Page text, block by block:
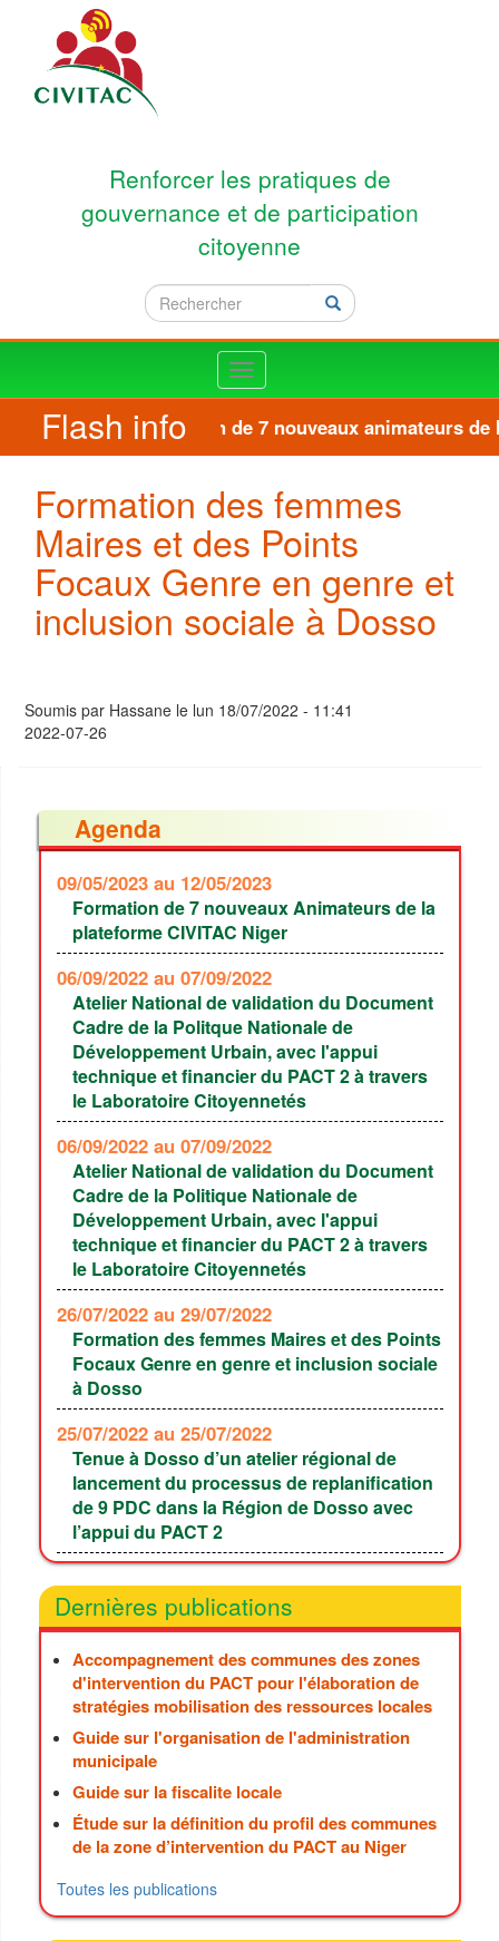
Aller au contenu principal
Renforcer les pratiques de
gouvernance et de participation
citoyenne
Rechercher Rechercher
Toggle
navigation
Flash infoFormation de 7 nouveaux animateurs de
Formation des femmes
Maires et des Points
Focaux Genre en genre et
inclusion sociale à Dosso
Soumis par Hassane le lun 18/07/2022 - 11:41
2022-07-26
Agenda
09/05/2023 au 12/05/2023
Formation de 7 nouveaux Animateurs de la
plateforme CIVITAC Niger
06/09/2022 au 07/09/2022
Atelier National de validation du Document
Cadre de la Politque Nationale de
Développement Urbain, avec l'appui
technique et financier du PACT 2 à travers
le Laboratoire Citoyennetés
06/09/2022 au 07/09/2022
Atelier National de validation du Document
Cadre de la Politique Nationale de
Développement Urbain, avec l'appui
technique et financier du PACT 2 à travers
le Laboratoire Citoyennetés
26/07/2022 au 29/07/2022
Formation des femmes Maires et des Points
Focaux Genre en genre et inclusion sociale
à Dosso
25/07/2022 au 25/07/2022
Tenue à Dosso d’un atelier régional de
lancement du processus de replanification
de 9 PDC dans la Région de Dosso avec
l’appui du PACT 2
Dernières publications
Accompagnement des communes des zones
d'intervention du PACT pour l'élaboration de
stratégies mobilisation des ressources locales
Guide sur l'organisation de l'administration
municipale
Guide sur la fiscalite locale
Étude sur la définition du profil des communes
de la zone d’intervention du PACT au Niger
Toutes les publications